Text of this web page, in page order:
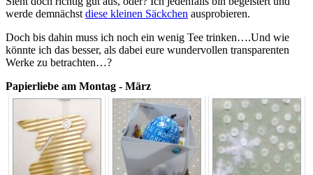
werde demnächst diese kleinen Säckchen ausprobieren.
Doch bis dahin muss ich noch ein wenig Tee trinken….Und wie
könnte ich das besser, als dabei eure wundervollen transparenten
Werke zu betrachten…?
Papierliebe am Montag - März